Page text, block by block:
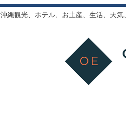
沖縄観光、ホテル、お土産、生活、天